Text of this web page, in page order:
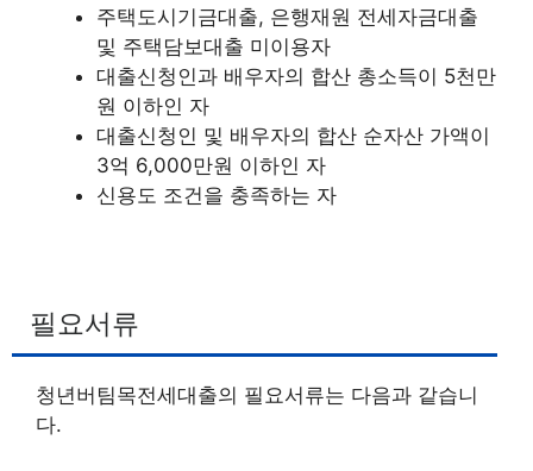
주택도시기금대출, 은행재원 전세자금대출
및 주택담보대출 미이용자
대출신청인과 배우자의 합산 총소득이 5천만
원 이하인 자
대출신청인 및 배우자의 합산 순자산 가액이
3억 6,000만원 이하인 자
신용도 조건을 충족하는 자
필요서류
청년버팀목전세대출의 필요서류는 다음과 같습니
다.